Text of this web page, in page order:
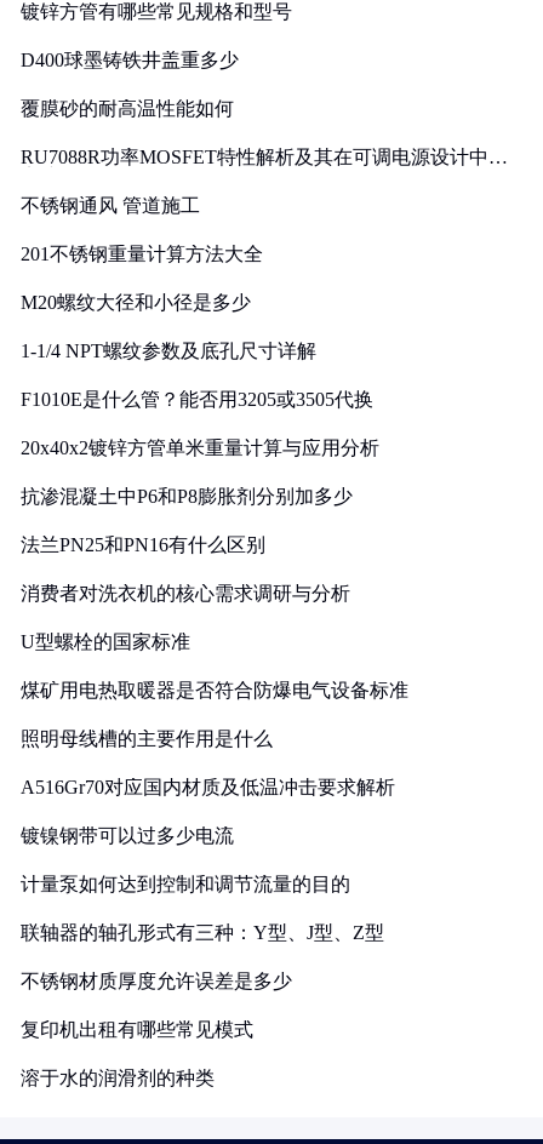
镀锌方管有哪些常见规格和型号
D400球墨铸铁井盖重多少
覆膜砂的耐高温性能如何
RU7088R功率MOSFET特性解析及其在可调电源设计中的
不锈钢通风 管道施工
201不锈钢重量计算方法大全
M20螺纹大径和小径是多少
1-1/4 NPT螺纹参数及底孔尺寸详解
F1010E是什么管？能否用3205或3505代换
20x40x2镀锌方管单米重量计算与应用分析
抗渗混凝土中P6和P8膨胀剂分别加多少
法兰PN25和PN16有什么区别
消费者对洗衣机的核心需求调研与分析
U型螺栓的国家标准
煤矿用电热取暖器是否符合防爆电气设备标准
照明母线槽的主要作用是什么
A516Gr70对应国内材质及低温冲击要求解析
镀镍钢带可以过多少电流
计量泵如何达到控制和调节流量的目的
联轴器的轴孔形式有三种：Y型、J型、Z型
不锈钢材质厚度允许误差是多少
复印机出租有哪些常见模式
溶于水的润滑剂的种类